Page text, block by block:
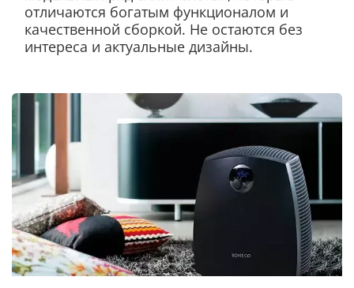
отличаются богатым функционалом и
качественной сборкой. Не остаются без
интереса и актуальные дизайны.